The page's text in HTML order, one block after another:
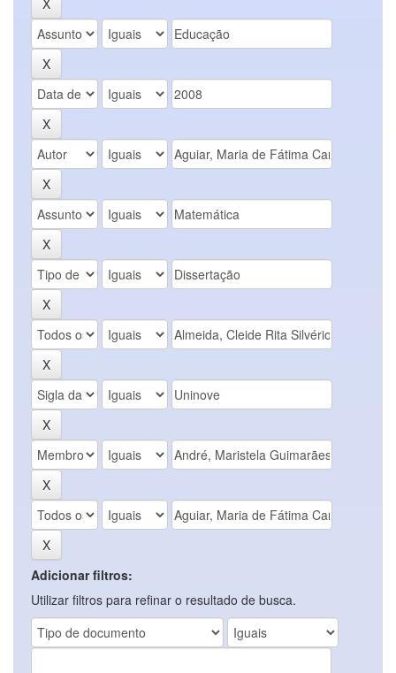
Adicionar filtros:
Utilizar filtros para refinar o resultado de busca.